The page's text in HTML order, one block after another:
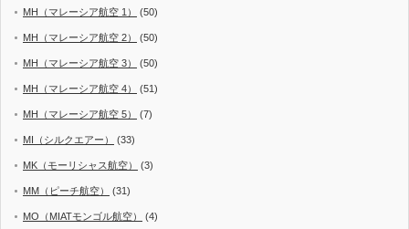
MH（マレーシア航空 1） (50)
MH（マレーシア航空 2） (50)
MH（マレーシア航空 3） (50)
MH（マレーシア航空 4） (51)
MH（マレーシア航空 5） (7)
MI（シルクエアー） (33)
MK（モーリシャス航空） (3)
MM（ピーチ航空） (31)
MO（MIATモンゴル航空） (4)